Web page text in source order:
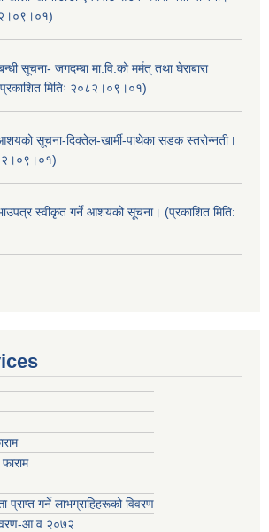
सूचना- जगदम्बा मा.वि.को मर्मत् तथा घेराबारा
मितिः २०८२।०९।०१)
सूचना-दिक्तेल-खार्मी-पाथेका सडक स्तरोन्नती।
स्वीकृत गर्ने आशयको सूचना। (प्रकाशित मिति:
गर्ने लाभग्राहिहरूको विवरण
आ.व.२०७२